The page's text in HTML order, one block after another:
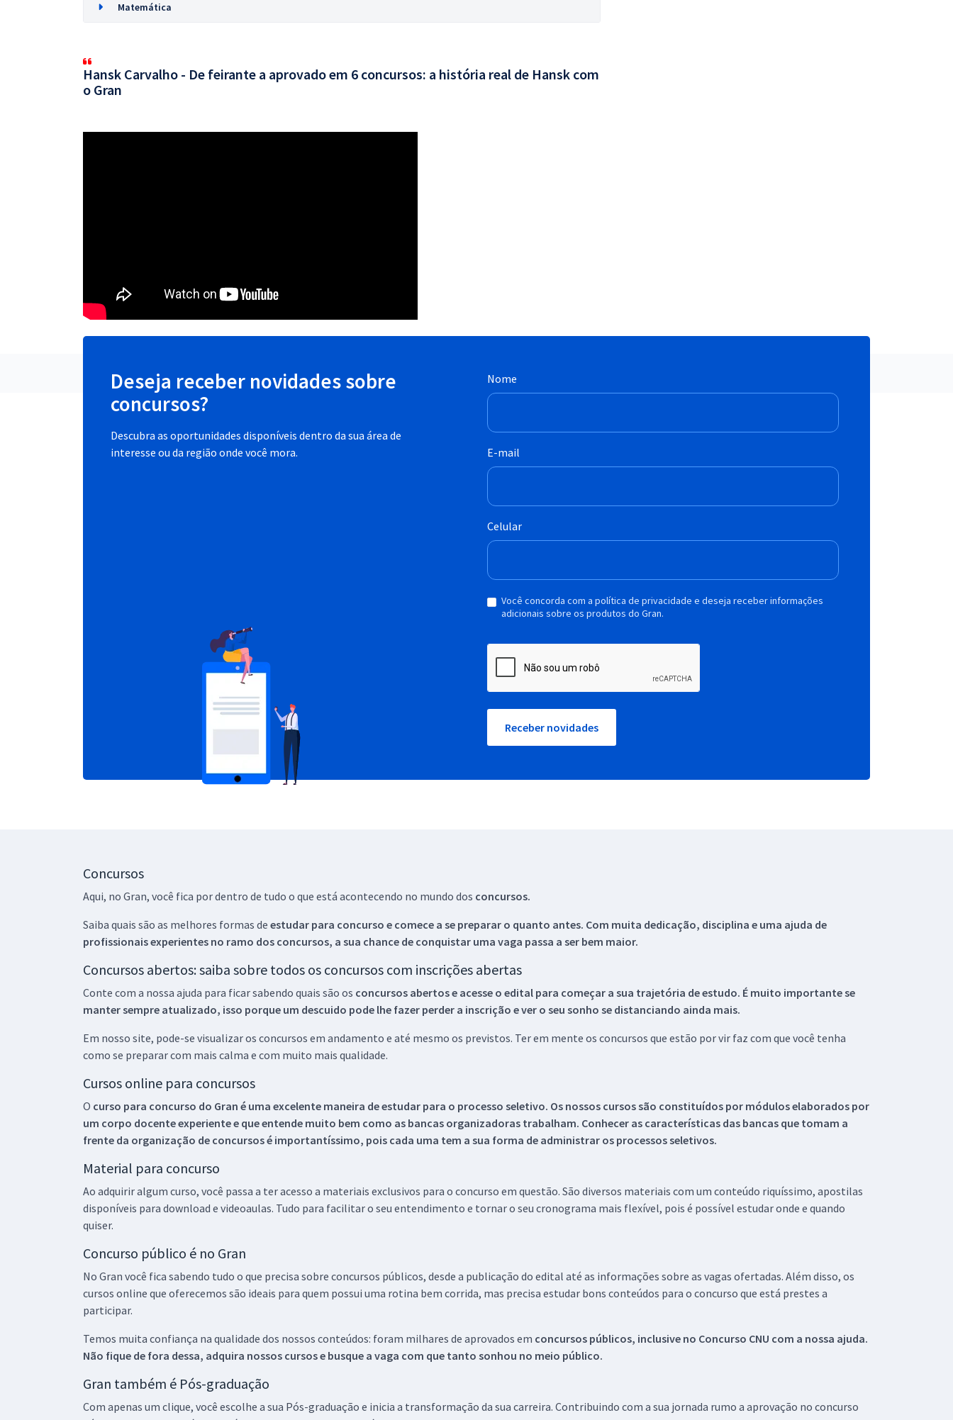
Matemática
Hansk Carvalho - De feirante a aprovado em 6 concursos: a história real de Hansk com
o Gran
Deseja receber novidades sobre
concursos?
Descubra as oportunidades disponíveis dentro da sua área de
interesse ou da região onde você mora.
Nome
E-mail
Celular
Você concorda com a política de privacidade e deseja receber informações
adicionais sobre os produtos do Gran.
Receber novidades
Concursos
Aqui, no Gran, você fica por dentro de tudo o que está acontecendo no mundo dos concursos.
Saiba quais são as melhores formas de estudar para concurso e comece a se preparar o quanto antes. Com muita dedicação, disciplina e uma ajuda de
profissionais experientes no ramo dos concursos, a sua chance de conquistar uma vaga passa a ser bem maior.
Concursos abertos: saiba sobre todos os concursos com inscrições abertas
Conte com a nossa ajuda para ficar sabendo quais são os concursos abertos e acesse o edital para começar a sua trajetória de estudo. É muito importante se
manter sempre atualizado, isso porque um descuido pode lhe fazer perder a inscrição e ver o seu sonho se distanciando ainda mais.
Em nosso site, pode-se visualizar os concursos em andamento e até mesmo os previstos. Ter em mente os concursos que estão por vir faz com que você tenha
como se preparar com mais calma e com muito mais qualidade.
Cursos online para concursos
O curso para concurso do Gran é uma excelente maneira de estudar para o processo seletivo. Os nossos cursos são constituídos por módulos elaborados por
um corpo docente experiente e que entende muito bem como as bancas organizadoras trabalham. Conhecer as características das bancas que tomam a
frente da organização de concursos é importantíssimo, pois cada uma tem a sua forma de administrar os processos seletivos.
Material para concurso
Ao adquirir algum curso, você passa a ter acesso a materiais exclusivos para o concurso em questão. São diversos materiais com um conteúdo riquíssimo, apostilas
disponíveis para download e videoaulas. Tudo para facilitar o seu entendimento e tornar o seu cronograma mais flexível, pois é possível estudar onde e quando
quiser.
Concurso público é no Gran
No Gran você fica sabendo tudo o que precisa sobre concursos públicos, desde a publicação do edital até as informações sobre as vagas ofertadas. Além disso, os
cursos online que oferecemos são ideais para quem possui uma rotina bem corrida, mas precisa estudar bons conteúdos para o concurso que está prestes a
participar.
Temos muita confiança na qualidade dos nossos conteúdos: foram milhares de aprovados em concursos públicos, inclusive no Concurso CNU com a nossa ajuda.
Não fique de fora dessa, adquira nossos cursos e busque a vaga com que tanto sonhou no meio público.
Gran também é Pós-graduação
Com apenas um clique, você escolhe a sua Pós-graduação e inicia a transformação da sua carreira. Contribuindo com a sua jornada rumo a aprovação no concurso